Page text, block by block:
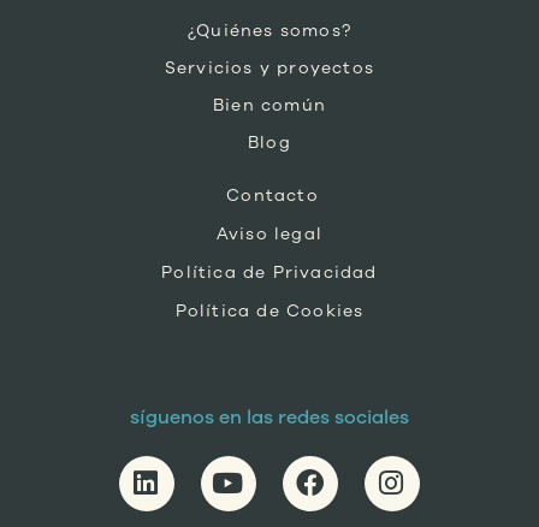
¿Quiénes somos?
Servicios y proyectos
Bien común
Blog
Contacto
Aviso legal
Política de Privacidad
Política de Cookies
síguenos en las redes sociales